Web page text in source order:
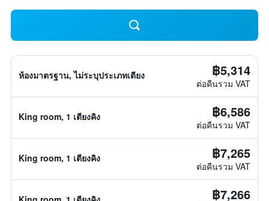
ห้องมาตรฐาน, ไม่ระบุประเภทเตียง ฿5,314
ต่อคืนรวม VAT
King room, 1 เตียงคิง ฿6,586
ต่อคืนรวม VAT
King room, 1 เตียงคิง ฿7,265
ต่อคืนรวม VAT
฿7,266